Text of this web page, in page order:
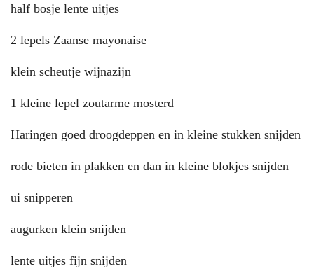
half bosje lente uitjes
2 lepels Zaanse mayonaise
klein scheutje wijnazijn
1 kleine lepel zoutarme mosterd
Haringen goed droogdeppen en in kleine stukken snijden
rode bieten in plakken en dan in kleine blokjes snijden
ui snipperen
augurken klein snijden
lente uitjes fijn snijden